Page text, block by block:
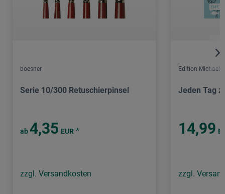
boesner
Serie 10/300 Retuschierpinsel
ab 4,35 EUR *
zzgl. Versandkosten
Edition Michael
Jeden Tag
14,99
zzgl.